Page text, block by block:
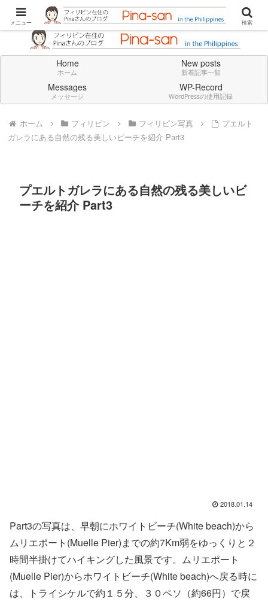
Don't think deeply. Feel always in English.
Home
ホーム
New posts
新着記事一覧
Messages
メッセージ
WP-Record
WordPressの使用記録
ホーム フィリピン フィリピン写真
プエルト
ガレラにある自然の残る美しいビーチを紹介 Part3
プエルトガレラにある自然の残る美しいビ
ーチを紹介 Part3
2018.01.14
Part3の写真は、早朝にホワイトビーチ(White beach)から
ムリエポート(Muelle Pier)までの約7Km弱をゆっくりと２
時間半掛けてハイキングした風景です。ムリエポート
(Muelle Pier)からホワイトビーチ(White beach)へ戻る時に
は、トライシケルで約１５分、３０ペソ（約66円）で戻
メニュー 検索